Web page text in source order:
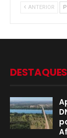
ANTERIOR
DESTAQUES